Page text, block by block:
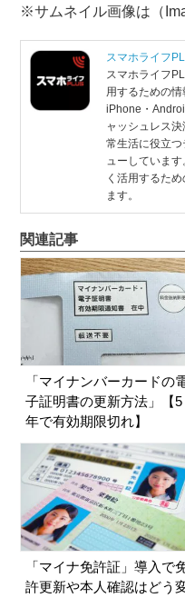
※サムネイル画像は（
スマホライフ
スマホライフ
用するための情
iPhone・
ャッシュレス
常生活に役立
ューしていま
く活用するた
ます。
関連記事
「マイナンバーカードの
子証明書の更新方法」【5
年で有効期限切れ】
「マイナ免許証」導入で
許更新や本人確認はどう